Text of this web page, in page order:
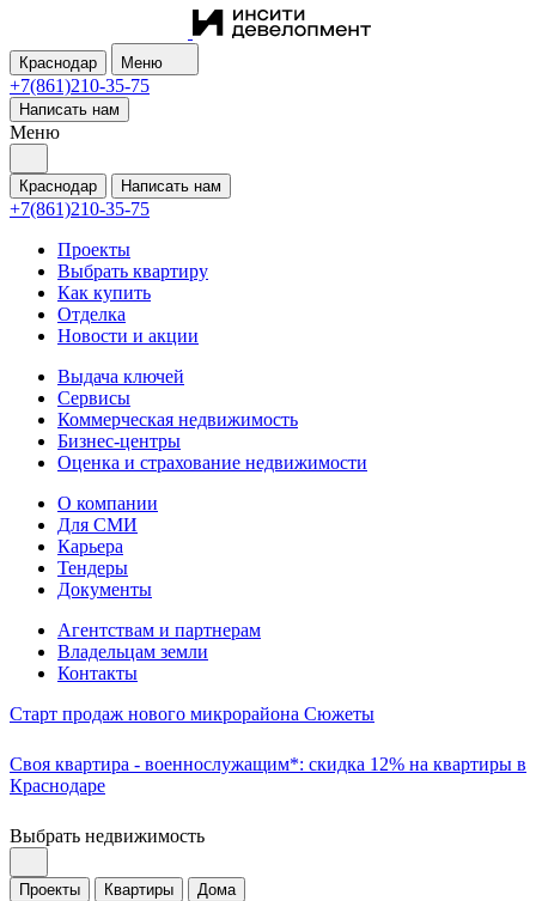
Краснодар Меню
+7(861)210-35-75
Написать нам
Меню
Краснодар Написать нам
+7(861)210-35-75
Проекты
Выбрать квартиру
Как купить
Отделка
Новости и акции
Выдача ключей
Сервисы
Коммерческая недвижимость
Бизнес-центры
Оценка и страхование недвижимости
О компании
Для СМИ
Карьера
Тендеры
Документы
Агентствам и партнерам
Владельцам земли
Контакты
Старт продаж нового микрорайона Сюжеты
Своя квартира - военнослужащим*: скидка 12% на квартиры в
Краснодаре
Выбрать недвижимость
Проекты Квартиры Дома